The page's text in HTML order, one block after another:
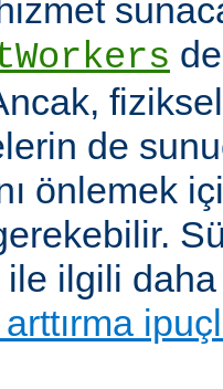
de
önlemek
ile ilgili